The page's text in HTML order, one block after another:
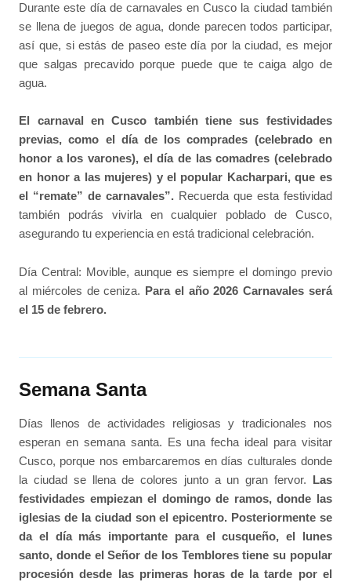
Durante este día de carnavales en Cusco la ciudad también
se llena de juegos de agua, donde parecen todos participar,
así que, si estás de paseo este día por la ciudad, es mejor
que salgas precavido porque puede que te caiga algo de
agua.
El carnaval en Cusco también tiene sus festividades
previas, como el día de los comprades (celebrado en
honor a los varones), el día de las comadres (celebrado
en honor a las mujeres) y el popular Kacharpari, que es
el “remate” de carnavales”. Recuerda que esta festividad
también podrás vivirla en cualquier poblado de Cusco,
asegurando tu experiencia en está tradicional celebración.
Día Central: Movible, aunque es siempre el domingo previo
al miércoles de ceniza. Para el año 2026 Carnavales será
el 15 de febrero.
Semana Santa
Días llenos de actividades religiosas y tradicionales nos
esperan en semana santa. Es una fecha ideal para visitar
Cusco, porque nos embarcaremos en días culturales donde
la ciudad se llena de colores junto a un gran fervor. Las
festividades empiezan el domingo de ramos, donde las
iglesias de la ciudad son el epicentro. Posteriormente se
da el día más importante para el cusqueño, el lunes
santo, donde el Señor de los Temblores tiene su popular
procesión desde las primeras horas de la tarde por el